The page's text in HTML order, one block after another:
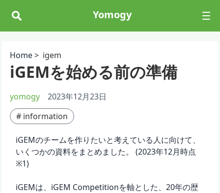
Yomogy
Home > igem
iGEMを始める前の準備
yomogy
2023年12月23日
# information
iGEMのチームを作りたいと考えている人に向けて、
いくつかの資料をまとめました。 (2023年12月時点
※1)
iGEMは、iGEM Competitionを軸とした、20年の歴